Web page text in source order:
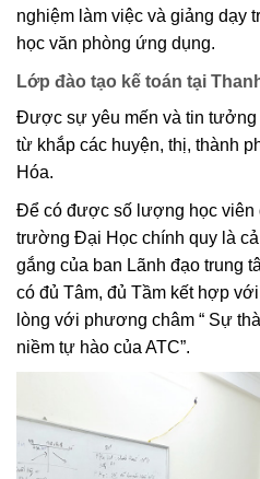
nghiệm làm việc và giảng dạy
học văn phòng ứng dụng.
Lớp đào tạo kế toán tại
Được sự yêu mến và tin tưởng
từ khắp các huyện, thị, thành
Hóa.
Để có được số lượng học viên
trường Đại Học chính quy là
gắng của ban Lãnh đạo trung
có đủ Tâm, đủ Tầm kết hợp
lòng với phương châm “ Sự
niềm tự hào của ATC”.